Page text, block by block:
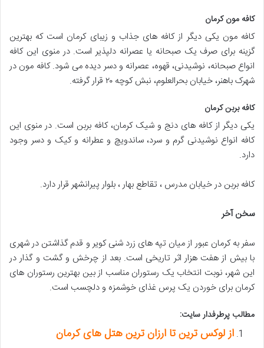
کافه مون کرمان
کافه مون یکی دیگر از کافه های جذاب و زیبای کرمان است که بهترین
گزینه برای صرف یک صبحانه یا عصرانه دلپذیر است. در منوی این کافه
انواع صبحانه، نوشیدنی، قهوه، عصرانه و دسر دیده می شود. کافه مون در
شهرک باهنر، خیابان بحرالعلوم، نبش کوچه ۲۰ قرار گرفته.
کافه بربن کرمان
یکی دیگر از کافه های دنج و شیک کرمان، کافه بربن است. در منوی این
کافه انواع نوشیدنی گرم و سرد، ساندویچ و عطرانه و کیک و دسر وجود
دارد.
کافه بربن در خیابان مدرس ، تقاطع بهار ، بلوار پیرانشهر قرار دارد.
سخن آخر
سفر به کرمان عبور از میان تپه های زرد شنی کویر و قدم گذاشتن در شهری
با بیش از هفت هزار اثر تاریخی است. بعد از چرخش و گشت و گذار در
این شهر، نوبت انتخاب یک رستوران مناسب از بین بهترین رستوران های
کرمان برای خوردن یک پرس غذای خوشمزه و دلچسب است.
مطالب پرطرفدار سایت:
از لوکس ترین تا ارزان ترین هتل های کرمان